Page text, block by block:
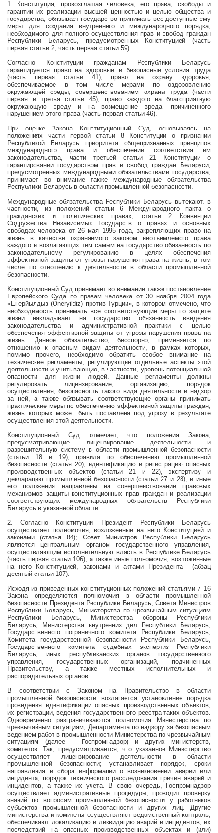
1. Конституция, провозглашая человека, его права, свободы и
гарантии их реализации высшей ценностью и целью общества и
государства, обязывает государство принимать все доступные ему
меры для создания внутреннего и международного порядка,
необходимого для полного осуществления прав и свобод граждан
Республики Беларусь, предусмотренных Конституцией (часть
первая статьи 2, часть первая статьи 59).
Согласно Конституции гражданам Республики Беларусь
гарантируется право на здоровые и безопасные условия труда
(часть первая статьи 41); право на охрану здоровья,
обеспечиваемое в том числе мерами по оздоровлению
окружающей среды, совершенствованием охраны труда (части
первая и третья статьи 45); право каждого на благоприятную
окружающую среду и на возмещение вреда, причиненного
нарушением этого права (часть первая статьи 46).
При оценке Закона Конституционный Суд, основываясь на
положениях части первой статьи 8 Конституции о признании
Республикой Беларусь приоритета общепризнанных принципов
международного права и обеспечении соответствия им
законодательства, части третьей статьи 21 Конституции о
гарантировании государством прав и свобод граждан Беларуси,
предусмотренных международными обязательствами государства,
принимает во внимание также международные обязательства
Республики Беларусь в области промышленной безопасности.
Международные обязательства Республики Беларусь вытекают, в
частности, из положений статьи 6 Международного пакта о
гражданских и политических правах, статьи 2 Конвенции
Содружества Независимых Государств о правах и основных
свободах человека от 26 мая 1995 года, закрепляющих право на
жизнь в качестве охраняемого законом неотъемлемого права
каждого и возлагающих тем самым на государство обязанность по
законодательному регулированию в целях обеспечения
эффективной защиты от угрозы нарушения права на жизнь, в том
числе по отношению к деятельности в области промышленной
безопасности.
Конституционный Суд принимает во внимание также постановление
Европейского Суда по правам человека от 30 ноября 2004 года
«Енерйылдыз (Őneryildiz) против Турции», в котором отмечено, что
необходимость принимать все соответствующие меры по защите
жизни накладывает на государство обязанность введения
законодательства и административной практики с целью
обеспечения эффективной защиты от угрозы нарушения права на
жизнь. Данное обязательство, бесспорно, применяется по
отношению к опасным видам деятельности, в рамках которых,
помимо прочего, необходимо обратить особое внимание на
технические регламенты, регулирующие отдельные аспекты этой
деятельности и учитывающие, в частности, уровень потенциальной
опасности для жизни людей. Данные регламенты должны
регулировать лицензирование, организацию, порядок
осуществления, безопасность такого вида деятельности и надзор
за ней, а также обязывать соответствующие органы принимать
практические меры по обеспечению эффективной защиты граждан,
жизнь которых может быть поставлена под угрозу в результате
осуществления этой деятельности.
Конституционный Суд отмечает, что положения Закона,
предусматривающие лицензирование деятельности и
разрешительную систему в области промышленной безопасности
(статьи 18 и 19), правила по обеспечению промышленной
безопасности (статья 20), идентификацию и регистрацию опасных
производственных объектов (статьи 21 и 22), экспертизу и
декларацию промышленной безопасности (статьи 27 и 28), и иные
его положения направлены на совершенствование правовых
механизмов защиты конституционных прав граждан и реализации
соответствующих международных обязательств Республики
Беларусь в указанной области.
2. Согласно Конституции Президент Республики Беларусь
осуществляет полномочия, возложенные на него Конституцией и
законами (статья 84); Совет Министров Республики Беларусь
является центральным органом государственного управления,
осуществляющим исполнительную власть в Республике Беларусь
(часть первая статьи 106), а также иные полномочия, возложенные
на него Конституцией, законами и актами Президента
(абзац
десятый статьи 107).
Исходя из приведенных конституционных положений статьями 7–16
Закона определяются полномочия в области промышленной
безопасности Президента Республики Беларусь, Совета Министров
Республики Беларусь, Министерства по чрезвычайным ситуациям
Республики Беларусь, Министерства обороны Республики
Беларусь, Министерства внутренних дел Республики Беларусь,
Государственного пограничного комитета Республики Беларусь,
Комитета государственной безопасности Республики Беларусь,
Государственного комитета судебных экспертиз Республики
Беларусь, иных республиканских органов государственного
управления, государственных организаций, подчиненных
Правительству, а также местных исполнительных и
распорядительных органов.
В соответствии с Законом на Правительство в области
промышленной безопасности возлагается установление порядка
проведения идентификации опасных производственных объектов,
их регистрации, ведения государственного реестра таких объектов.
Одновременно разграничиваются полномочия Министерства по
чрезвычайным ситуациям, Департамента по надзору за безопасным
ведением работ в промышленности Министерства по чрезвычайным
ситуациям (далее – Госпромнадзор) и других министерств,
комитетов. Так, предусматривается, что указанное Министерство
осуществляет лицензирование деятельности в области
промышленной безопасности; устанавливает порядок, сроки
направления и сбора информации о возникновении аварии или
инцидента, порядок технического расследования причин аварий и
инцидентов, а также их учета. В свою очередь, Госпромнадзор
осуществляет административные процедуры; проводит проверку
знаний по вопросам промышленной безопасности у работников
субъектов промышленной безопасности и других лиц. Другие
министерства и комитеты осуществляют ведомственный контроль,
обеспечивают локализацию и ликвидацию аварий и инцидентов, их
последствий на опасных производственных объектах и (или)